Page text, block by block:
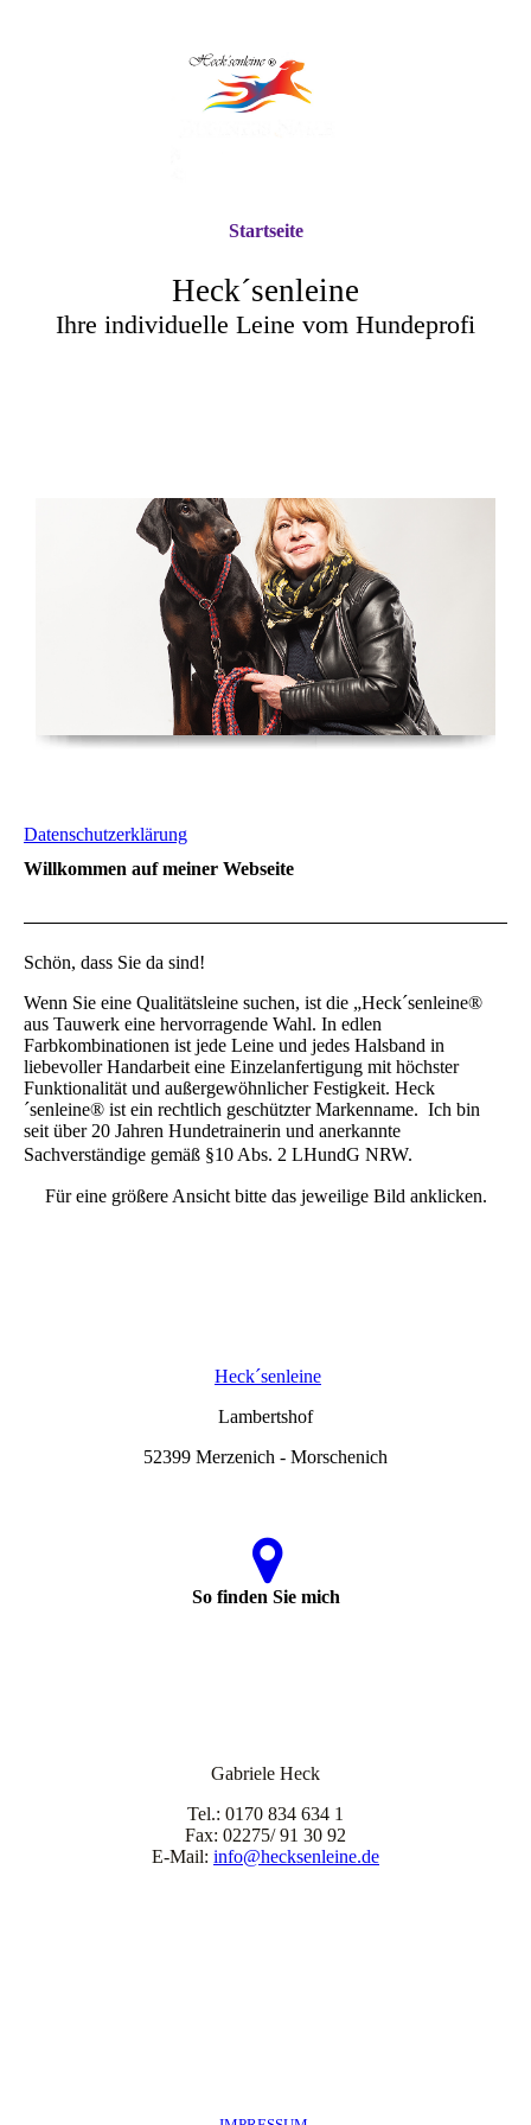
Heck´senleine
Ihre individuelle Leine vom Hundeprofi
Startseite
Datenschutzerklärung
Willkommen auf meiner Webseite
Schön, dass Sie da sind!
Wenn Sie eine Qualitätsleine suchen, ist die „Heck´senleine®
aus Tauwerk eine hervorragende Wahl. In edlen
Farbkombinationen ist jede Leine und jedes Halsband in
liebevoller Handarbeit eine Einzelanfertigung mit höchster
Funktionalität und außergewöhnlicher Festigkeit. Heck
´senleine® ist ein rechtlich geschützter Markenname. Ich bin
seit über 20 Jahren Hundetrainerin und anerkannte
Sachverständige gemäß §10 Abs. 2 LHundG NRW.
Für eine größere Ansicht bitte das jeweilige Bild anklicken.
Heck´senleine
Lambertshof
52399 Merzenich - Morschenich
So finden Sie mich
Gabriele Heck
Tel.: 0170 834 634 1
Fax: 02275/ 91 30 92
E-Mail: info@hecksenleine.de